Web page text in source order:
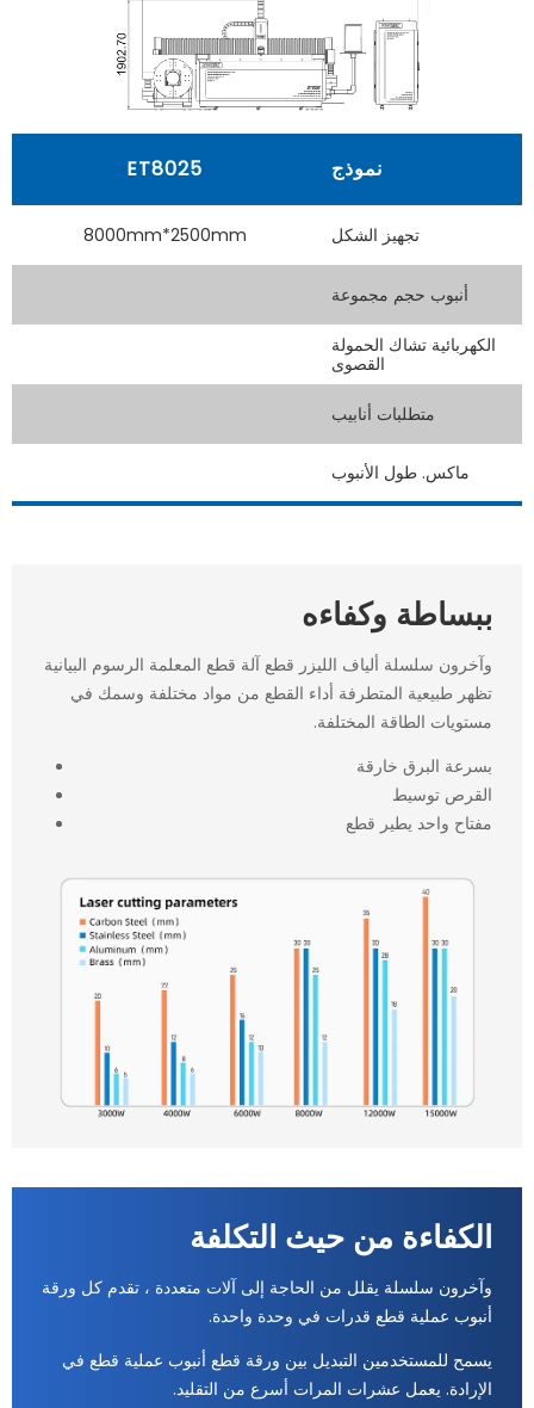
نموذج ET8025
تجهيز الشكل 8000mm*2500mm
أنبوب حجم مجموعة
الكهربائية تشاك الحمولة
القصوى
متطلبات أنابيب
ماكس. طول الأنبوب
ببساطة وكفاءه
وآخرون سلسلة ألياف الليزر قطع آلة قطع المعلمة الرسوم البيانية
تظهر طبيعية المتطرفة أداء القطع من مواد مختلفة وسمك في
مستويات الطاقة المختلفة.
بسرعة البرق خارقة
القرص توسيط
مفتاح واحد يطير قطع
الكفاءة من حيث التكلفة
وآخرون سلسلة يقلل من الحاجة إلى آلات متعددة ، تقدم كل ورقة
أنبوب عملية قطع قدرات في وحدة واحدة.
يسمح للمستخدمين التبديل بين ورقة قطع أنبوب عملية قطع في
الإرادة. يعمل عشرات المرات أسرع من التقليد.